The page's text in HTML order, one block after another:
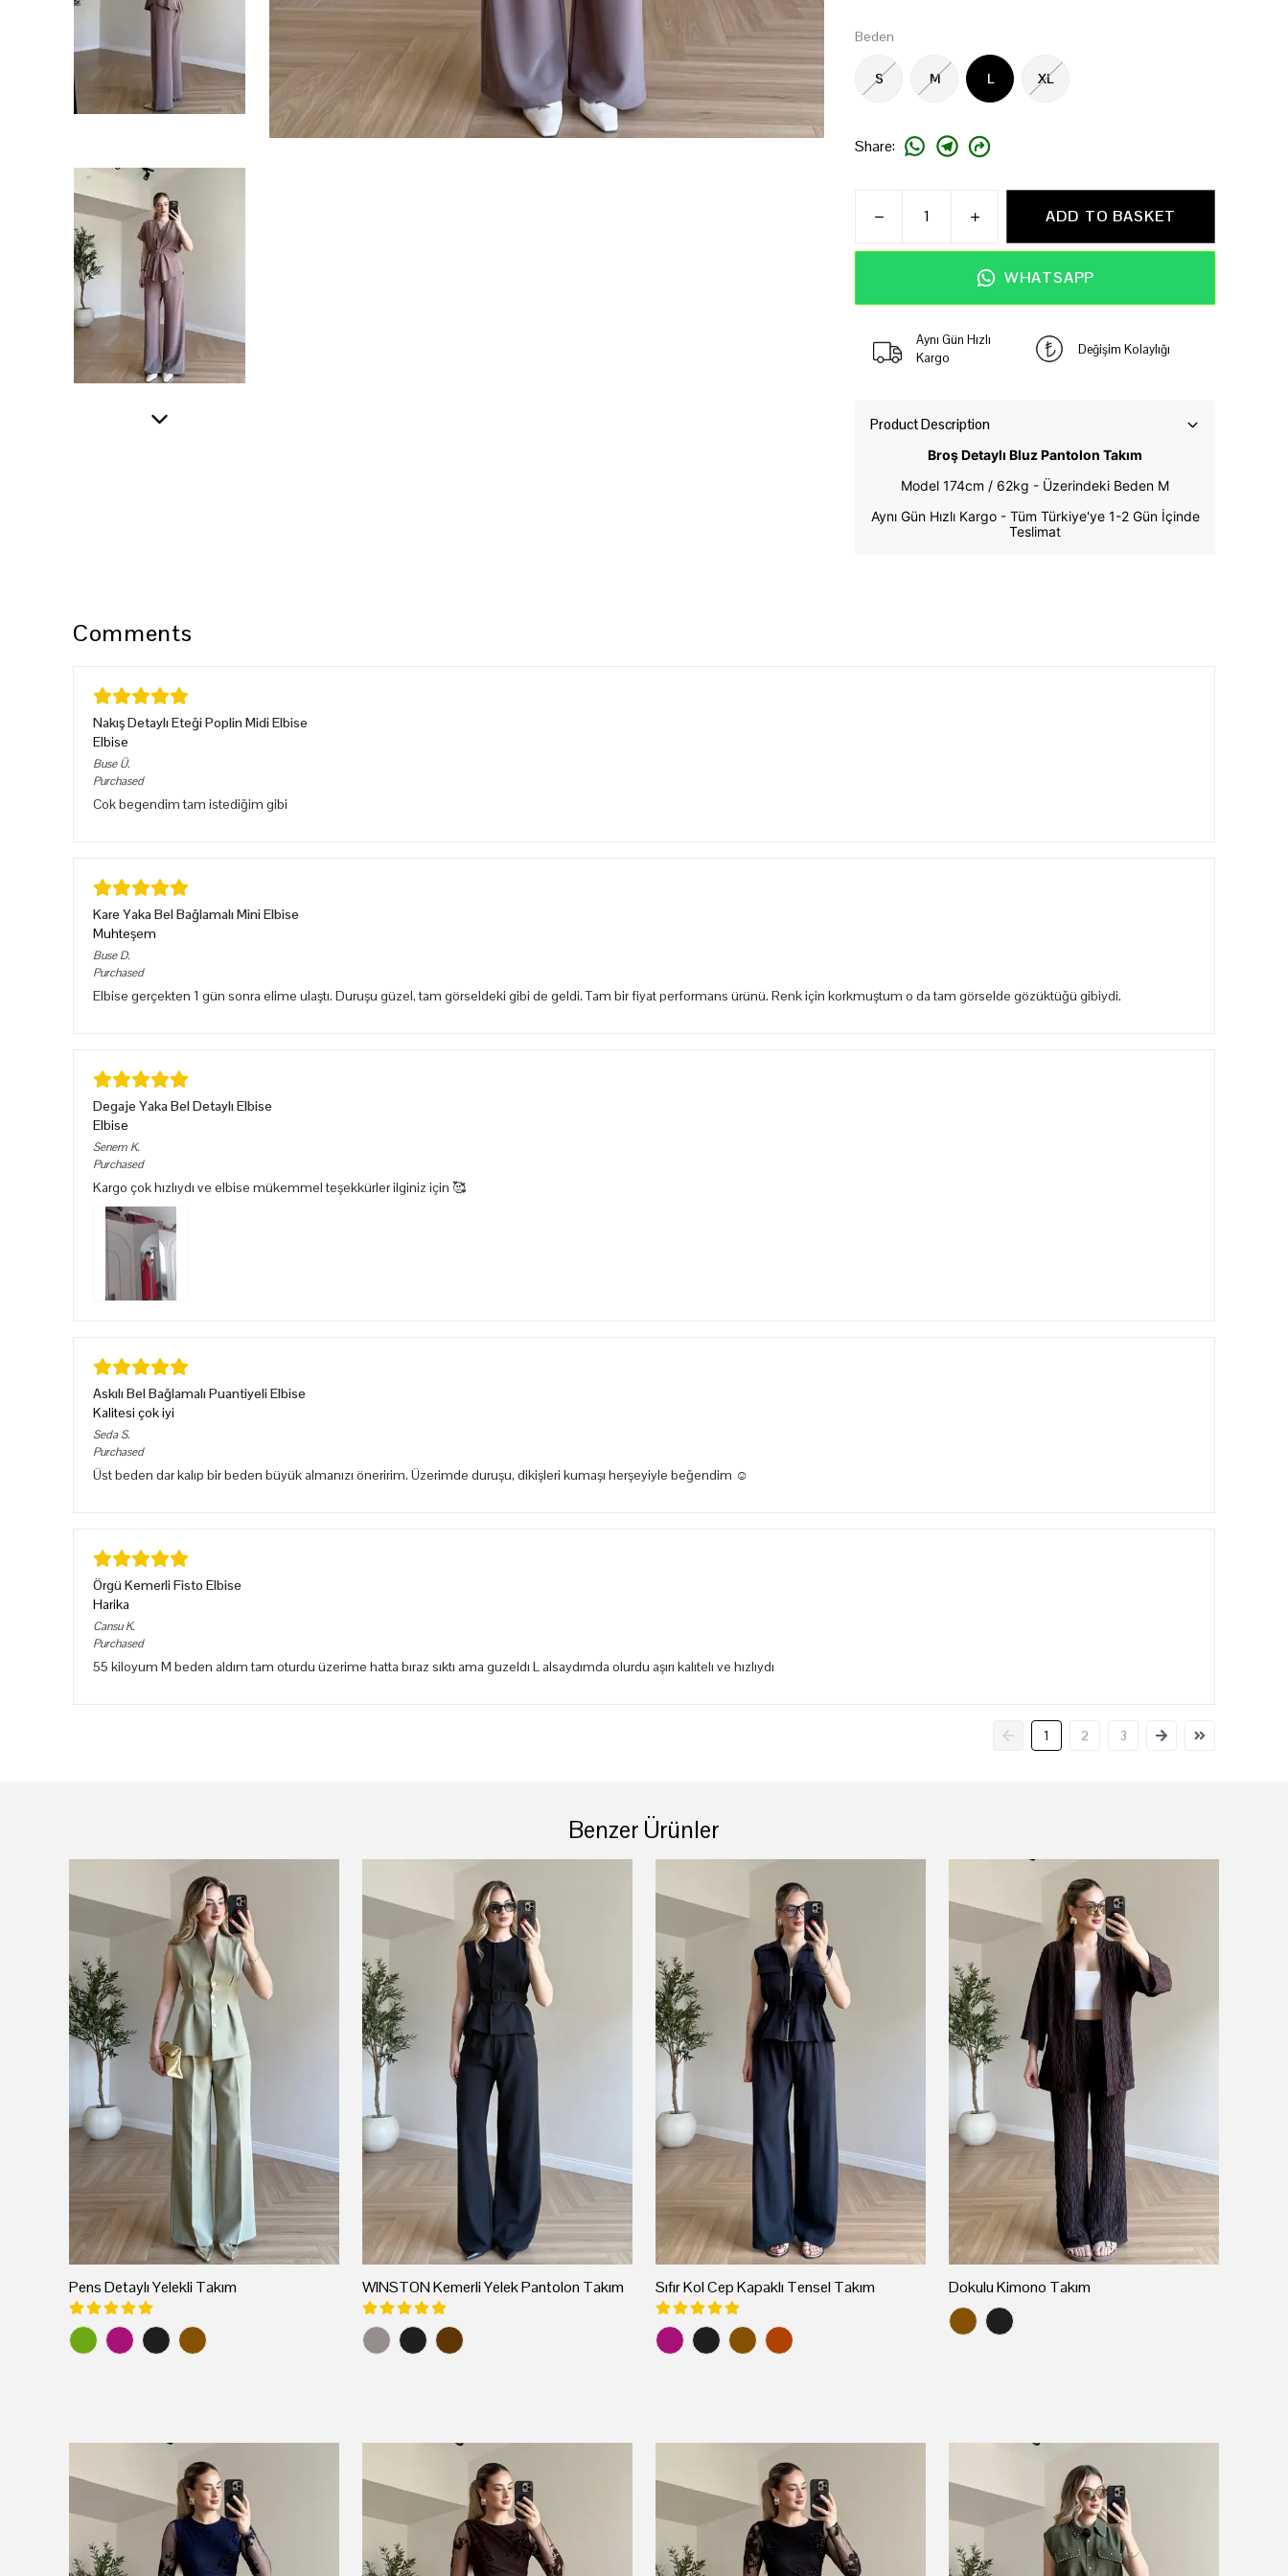
Beden
S M L XL
Share:
ADD TO BASKET
WHATSAPP
Aynı Gün Hızlı
Kargo
Değişim Kolaylığı
Product Description
Broş Detaylı Bluz Pantolon Takım
Model 174cm / 62kg - Üzerindeki Beden M
Aynı Gün Hızlı Kargo - Tüm Türkiye'ye 1-2 Gün İçinde
Teslimat
Comments
Nakış Detaylı Eteği Poplin Midi Elbise
Elbise
Buse Ü.
Purchased
Cok begendim tam istediğim gibi
Kare Yaka Bel Bağlamalı Mini Elbise
Muhteşem
Buse D.
Purchased
Elbise gerçekten 1 gün sonra elime ulaştı. Duruşu güzel, tam görseldeki gibi de geldi. Tam bir fiyat performans ürünü. Renk için korkmuştum o da tam görselde gözüktüğü gibiydi.
Degaje Yaka Bel Detaylı Elbise
Elbise
Senem K.
Purchased
Kargo çok hızlıydı ve elbise mükemmel teşekkürler ilginiz için 🥰
Askılı Bel Bağlamalı Puantiyeli Elbise
Kalitesi çok iyi
Seda S.
Purchased
Üst beden dar kalıp bir beden büyük almanızı öneririm. Üzerimde duruşu, dikişleri kumaşı herşeyiyle beğendim ☺️
Örgü Kemerli Fisto Elbise
Harika
Cansu K.
Purchased
55 kiloyum M beden aldım tam oturdu üzerime hatta bıraz sıktı ama guzeldı L alsaydımda olurdu aşırı kalıtelı ve hızlıydı
1 2 3
Benzer Ürünler
Pens Detaylı Yelekli Takım WINSTON Kemerli Yelek Pantolon Takım Sıfır Kol Cep Kapaklı Tensel Takım Dokulu Kimono Takım